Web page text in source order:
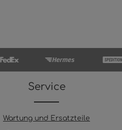
Service
Wartung und Ersatzteile